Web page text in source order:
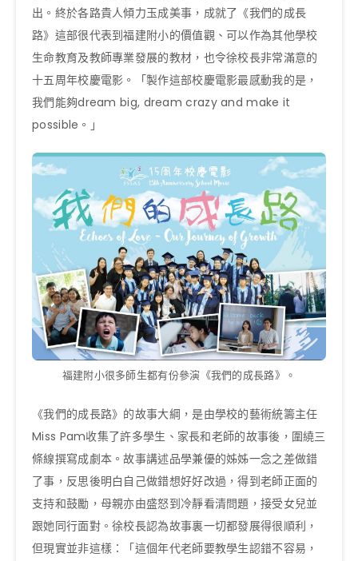
出。終於各路貴人傾力玉成美事，成就了《我們的成長
路》這部很代表到福建附小的價值觀、可以作為其他學校
生命教育及教師專業發展的教材，也令徐校長非常滿意的
十五周年校慶電影。「製作這部校慶電影最感動我的是，
我們能夠dream big, dream crazy and make it
possible。」
福建附小很多師生都有份參演《我們的成長路》。
《我們的成長路》的故事大綱，是由學校的藝術統籌主任
Miss Pam收集了許多學生、家長和老師的故事後，圍繞三
條線撰寫成劇本。故事講述品學兼優的姊姊一念之差做錯
了事，反思後明白自己做錯想好好改過，得到老師正面的
支持和鼓勵，母親亦由盛怒到冷靜看清問題，接受女兒並
跟她同行面對。徐校長認為故事裏一切都發展得很順利，
但現實並非這樣：「這個年代老師要教學生認錯不容易，